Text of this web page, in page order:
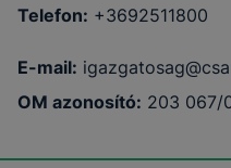
Telefon: +3692511800
E-mail:
OM azonosító: 203 067/